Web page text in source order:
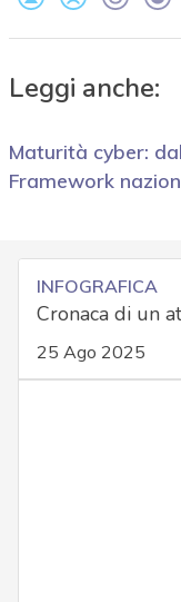
Leggi anche:
Maturità cyber:
Framework
INFOGRAFICA
Cronaca di un
25 Ago 2025